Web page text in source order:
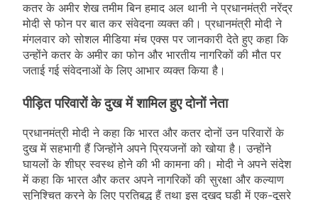
कतर के अमीर शेख तमीम बिन हमाद अल थानी ने प्रधानमंत्री नरेंद्र
मोदी से फोन पर बात कर संवेदना व्यक्त की। प्रधानमंत्री मोदी ने
मंगलवार को सोशल मीडिया मंच एक्स पर जानकारी देते हुए कहा कि
उन्होंने कतर के अमीर का फोन और भारतीय नागरिकों की मौत पर
जताई गई संवेदनाओं के लिए आभार व्यक्त किया है।
पीड़ित परिवारों के दुख में शामिल हुए दोनों नेता
प्रधानमंत्री मोदी ने कहा कि भारत और कतर दोनों उन परिवारों के
दुख में सहभागी हैं जिन्होंने अपने प्रियजनों को खोया है। उन्होंने
घायलों के शीघ्र स्वस्थ होने की भी कामना की। मोदी ने अपने संदेश
में कहा कि भारत और कतर अपने नागरिकों की सुरक्षा और कल्याण
सुनिश्चित करने के लिए प्रतिबद्ध हैं तथा इस दुखद घड़ी में एक-दूसरे